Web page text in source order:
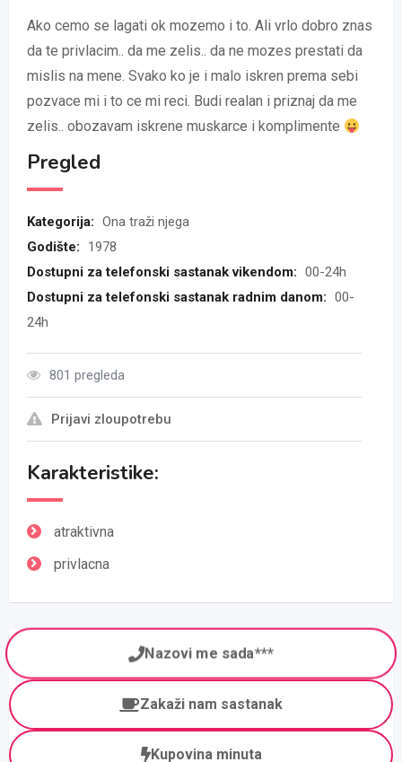
Ako cemo se lagati ok mozemo i to. Ali vrlo dobro znas
da te privlacim.. da me zelis.. da ne mozes prestati da
mislis na mene. Svako ko je i malo iskren prema sebi
pozvace mi i to ce mi reci. Budi realan i priznaj da me
zelis.. obozavam iskrene muskarce i komplimente
Pregled
Kategorija: Ona traži njega
Godište:
1978
Dostupni za telefonski sastanak vikendom: 00-24h
Dostupni za telefonski sastanak radnim danom: 00-
24h
801 pregleda
Prijavi zloupotrebu
Karakteristike:
atraktivna
privlacna
Nazovi me sada***
Zakaži nam sastanak
Kupovina minuta